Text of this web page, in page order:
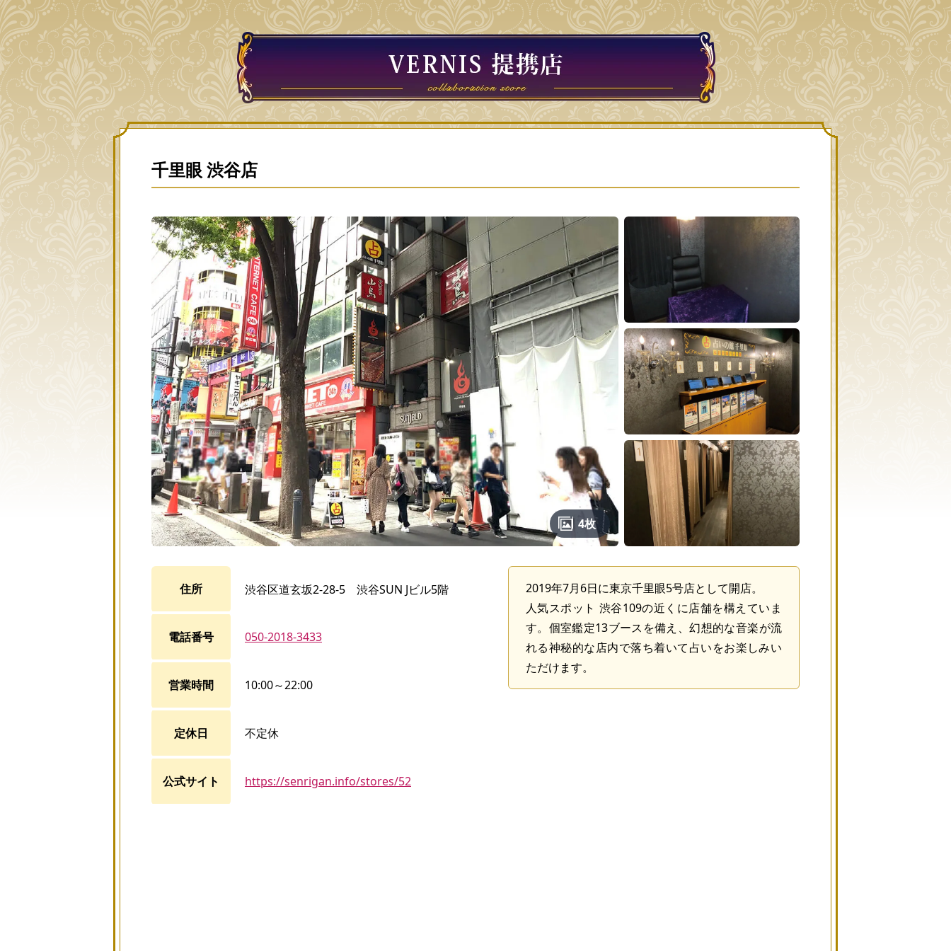
千里眼 渋谷店
4枚
住所 渋谷区道玄坂2-28-5 渋谷SUN Jビル5階
電話番号 050-2018-3433
営業時間 10:00～22:00
定休日 不定休
公式サイト https://senrigan.info/stores/52
2019年7月6日に東京千里眼5号店として開店。
人気スポット 渋谷109の近くに店舗を構えていま
す。個室鑑定13ブースを備え、幻想的な音楽が流
れる神秘的な店内で落ち着いて占いをお楽しみい
ただけます。